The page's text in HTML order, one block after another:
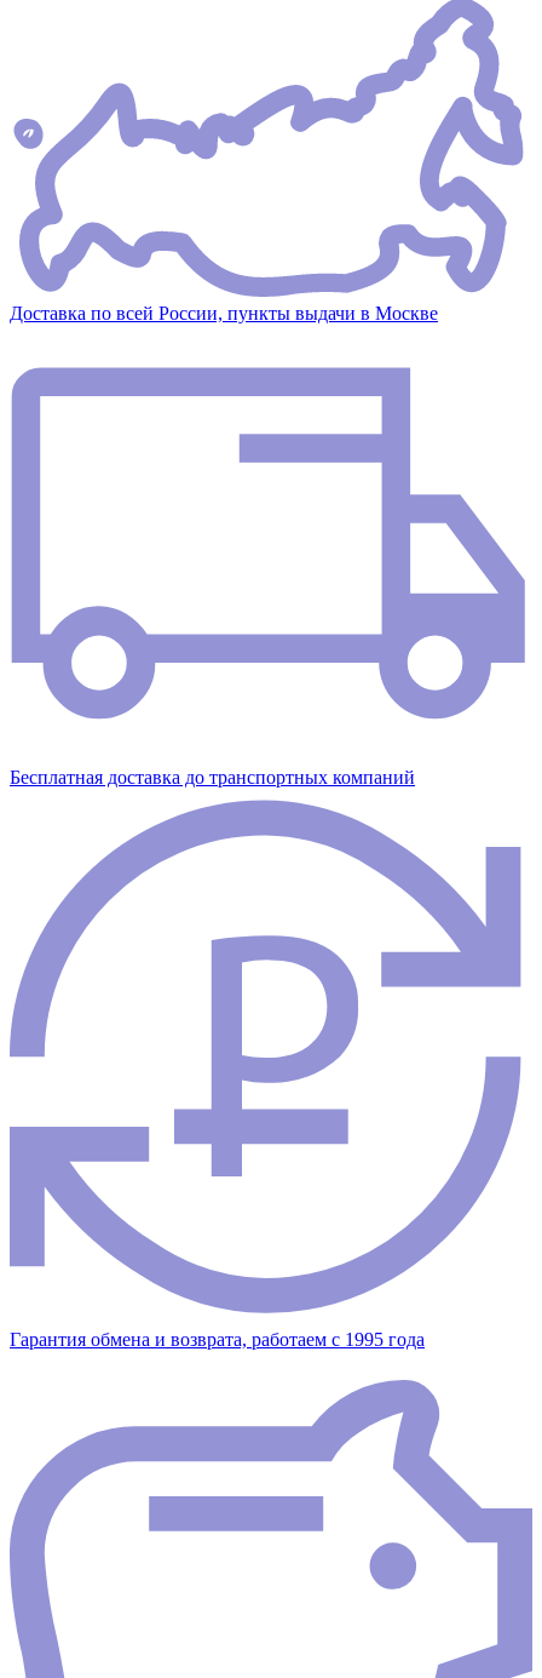
Доставка по всей России, пункты выдачи в Москве
Бесплатная доставка до транспортных компаний
Гарантия обмена и возврата, работаем с 1995 года